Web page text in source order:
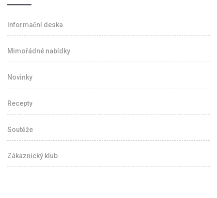
Informační deska
Mimořádné nabídky
Novinky
Recepty
Soutěže
Zákaznický klub